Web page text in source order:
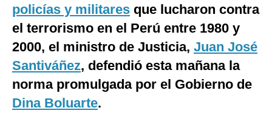
Club del Suscriptor
Mix
G de Gestión
Notas Contratadas
Podcast
policías y militares que lucharon contra
el terrorismo en el Perú entre 1980 y
2000, el ministro de Justicia, Juan José
Santiváñez, defendió esta mañana la
norma promulgada por el Gobierno de
Dina Boluarte.